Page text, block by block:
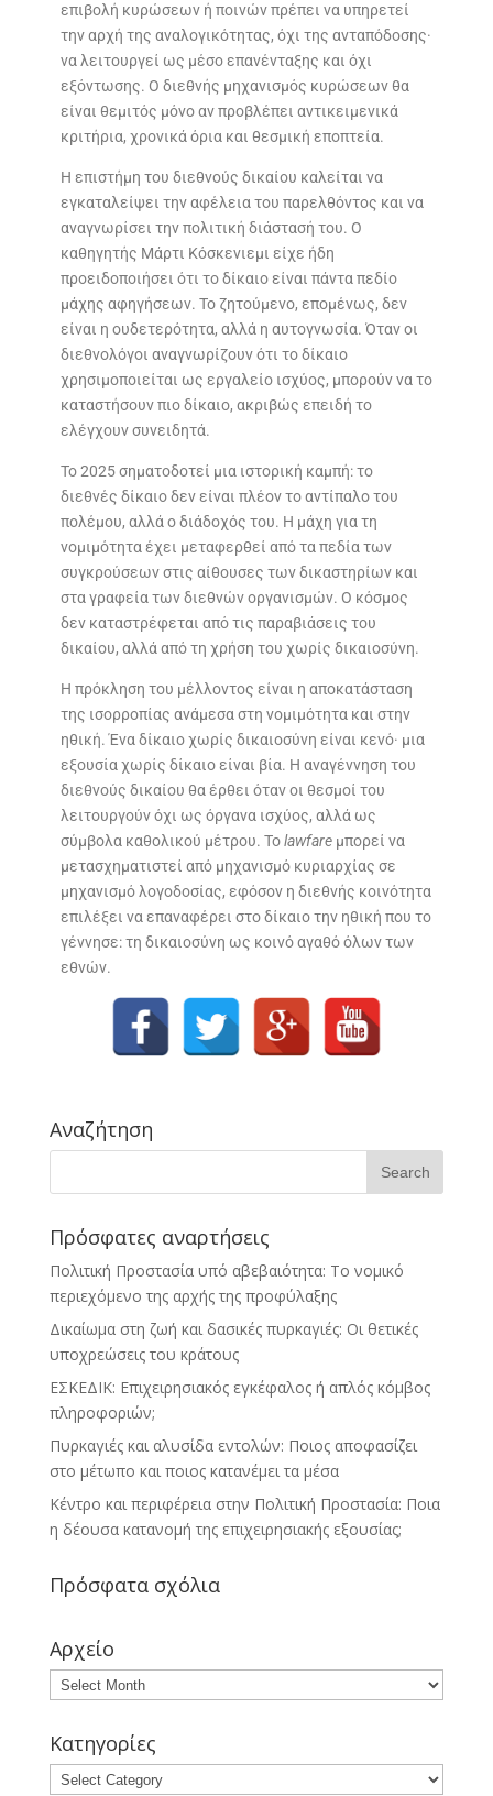
επιβολή κυρώσεων ή ποινών πρέπει να υπηρετεί
την αρχή της αναλογικότητας, όχι της ανταπόδοσης·
να λειτουργεί ως μέσο επανένταξης και όχι
εξόντωσης. Ο διεθνής μηχανισμός κυρώσεων θα
είναι θεμιτός μόνο αν προβλέπει αντικειμενικά
κριτήρια, χρονικά όρια και θεσμική εποπτεία.
Η επιστήμη του διεθνούς δικαίου καλείται να
εγκαταλείψει την αφέλεια του παρελθόντος και να
αναγνωρίσει την πολιτική διάστασή του. Ο
καθηγητής Μάρτι Κόσκενιεμι είχε ήδη
προειδοποιήσει ότι το δίκαιο είναι πάντα πεδίο
μάχης αφηγήσεων. Το ζητούμενο, επομένως, δεν
είναι η ουδετερότητα, αλλά η αυτογνωσία. Όταν οι
διεθνολόγοι αναγνωρίζουν ότι το δίκαιο
χρησιμοποιείται ως εργαλείο ισχύος, μπορούν να το
καταστήσουν πιο δίκαιο, ακριβώς επειδή το
ελέγχουν συνειδητά.
Το 2025 σηματοδοτεί μια ιστορική καμπή: το
διεθνές δίκαιο δεν είναι πλέον το αντίπαλο του
πολέμου, αλλά ο διάδοχός του. Η μάχη για τη
νομιμότητα έχει μεταφερθεί από τα πεδία των
συγκρούσεων στις αίθουσες των δικαστηρίων και
στα γραφεία των διεθνών οργανισμών. Ο κόσμος
δεν καταστρέφεται από τις παραβιάσεις του
δικαίου, αλλά από τη χρήση του χωρίς δικαιοσύνη.
Η πρόκληση του μέλλοντος είναι η αποκατάσταση
της ισορροπίας ανάμεσα στη νομιμότητα και στην
ηθική. Ένα δίκαιο χωρίς δικαιοσύνη είναι κενό· μια
εξουσία χωρίς δίκαιο είναι βία. Η αναγέννηση του
διεθνούς δικαίου θα έρθει όταν οι θεσμοί του
λειτουργούν όχι ως όργανα ισχύος, αλλά ως
σύμβολα καθολικού μέτρου. Τοlawfareμπορεί να
μετασχηματιστεί από μηχανισμό κυριαρχίας σε
μηχανισμό λογοδοσίας, εφόσον η διεθνής κοινότητα
επιλέξει να επαναφέρει στο δίκαιο την ηθική που το
γέννησε: τη δικαιοσύνη ως κοινό αγαθό όλων των
εθνών.
Αναζήτηση
Πρόσφατες αναρτήσεις
Πολιτική Προστασία υπό αβεβαιότητα: Το νομικό
περιεχόμενο της αρχής της προφύλαξης
Δικαίωμα στη ζωή και δασικές πυρκαγιές: Οι θετικές
υποχρεώσεις του κράτους
ΕΣΚΕΔΙΚ: Επιχειρησιακός εγκέφαλος ή απλός κόμβος
πληροφοριών;
Πυρκαγιές και αλυσίδα εντολών: Ποιος αποφασίζει
στο μέτωπο και ποιος κατανέμει τα μέσα
Κέντρο και περιφέρεια στην Πολιτική Προστασία: Ποια
η δέουσα κατανομή της επιχειρησιακής εξουσίας;
Πρόσφατα σχόλια
Αρχείο
Κατηγορίες